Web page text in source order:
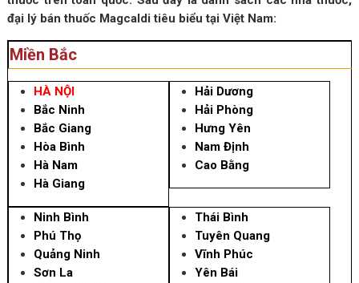
đại lý bán thuốc Magcaldi tiêu biểu tại Việt Nam:
Miền Bắc
HÀ NỘI
Bắc Ninh
Bắc Giang
Hòa Bình
Hà Nam
Hà Giang
Hải Dương
Hải Phòng
Hưng Yên
Nam Định
Cao Bằng
Ninh Bình
Phú Thọ
Quảng Ninh
Sơn La
Thái Bình
Tuyên Quang
Vĩnh Phúc
Yên Bái